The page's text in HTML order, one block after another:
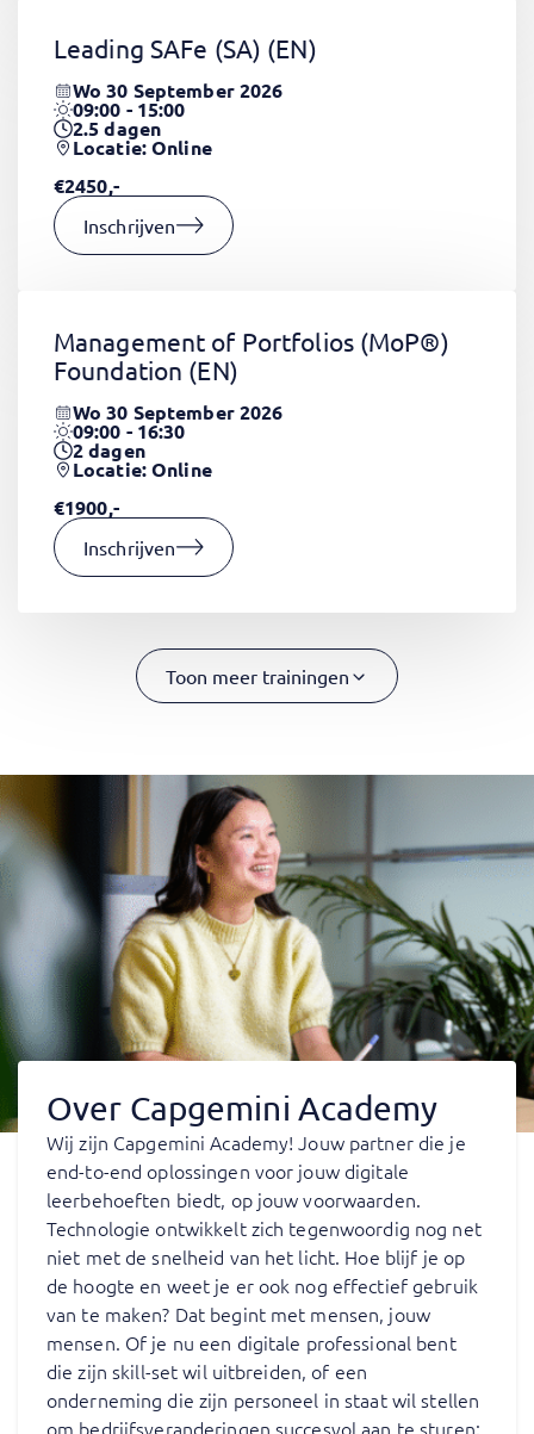
Leading SAFe (SA) (EN)
Wo 30 September 2026
09:00 - 15:00
2.5dagen
Locatie: Online
€2450,-
Inschrijven
Management of Portfolios (MoP®)
Foundation (EN)
Wo 30 September 2026
09:00 - 16:30
2dagen
Locatie: Online
€1900,-
Inschrijven
Toon meer trainingen
Over Capgemini Academy
Wij zijn Capgemini Academy! Jouw partner die je
end-to-end oplossingen voor jouw digitale
leerbehoeften biedt, op jouw voorwaarden.
Technologie ontwikkelt zich tegenwoordig nog net
niet met de snelheid van het licht. Hoe blijf je op
de hoogte en weet je er ook nog effectief gebruik
van te maken? Dat begint met mensen, jouw
mensen. Of je nu een digitale professional bent
die zijn skill-set wil uitbreiden, of een
onderneming die zijn personeel in staat wil stellen
om bedrijfsveranderingen succesvol aan te sturen: